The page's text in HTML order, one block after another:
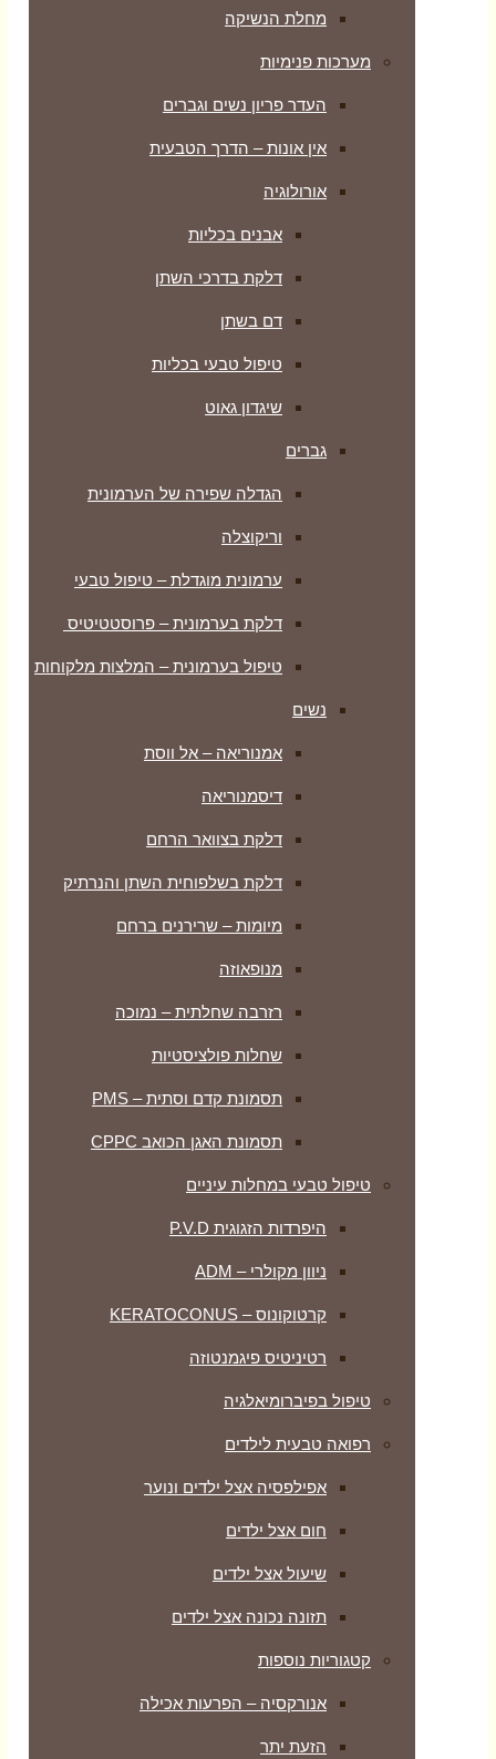
מחלת הנשיקה
מערכות פנימיות
העדר פריון נשים וגברים
אין אונות – הדרך הטבעית
אורולוגיה
אבנים בכליות
דלקת בדרכי השתן
דם בשתן
טיפול טבעי בכליות
שיגדון גאוט
גברים
הגדלה שפירה של הערמונית
וריקוצלה
ערמונית מוגדלת – טיפול טבעי
דלקת בערמונית – פרוסטטיטיס
טיפול בערמונית – המלצות מלקוחות
נשים
אמנוריאה – אל ווסת
דיסמנוריאה
דלקת בצוואר הרחם
דלקת בשלפוחית השתן והנרתיק
מיומות – שרירנים ברחם
מנופאוזה
רזרבה שחלתית – נמוכה
שחלות פולציסטיות
תסמונת קדם וסתית – PMS
תסמונת האגן הכואב CPPC
טיפול טבעי במחלות עיניים
היפרדות הזגוגית P.V.D
ניוון מקולרי – ADM
קרטוקונוס – KERATOCONUS
רטיניטיס פיגמנטוזה
טיפול בפיברומיאלגיה
רפואה טבעית לילדים
אפילפסיה אצל ילדים ונוער
חום אצל ילדים
שיעול אצל ילדים
תזונה נכונה אצל ילדים
קטגוריות נוספות
אנורקסיה – הפרעות אכילה
הזעת יתר